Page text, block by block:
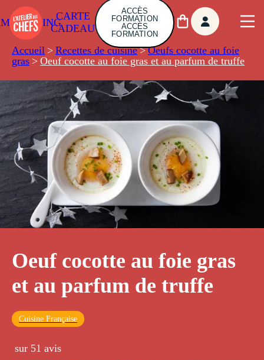
CARTE
CADEAU
ACCÈS
FORMATION
ACCÈS
FORMATION
Accueil > Recettes de cuisine > Oeufs cocotte au foie
gras > Oeuf cocotte au foie gras et au parfum de truffe
Oeuf cocotte au foie gras
et au parfum de truffe
Cuisine Française
sur 51 avis